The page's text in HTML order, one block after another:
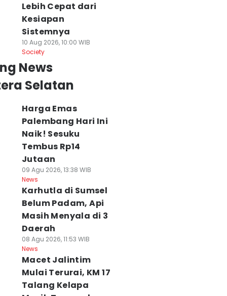
Lebih Cepat dari
Kesiapan
Sistemnya
10 Aug 2026, 10:00 WIB
Society
News
Selatan
Harga Emas
Palembang Hari Ini
Naik! Sesuku
Tembus Rp14
Jutaan
09 Agu 2026, 13:38 WIB
News
Karhutla di Sumsel
Belum Padam, Api
Masih Menyala di 3
Daerah
08 Agu 2026, 11:53 WIB
News
Macet Jalintim
Mulai Terurai, KM 17
Talang Kelapa